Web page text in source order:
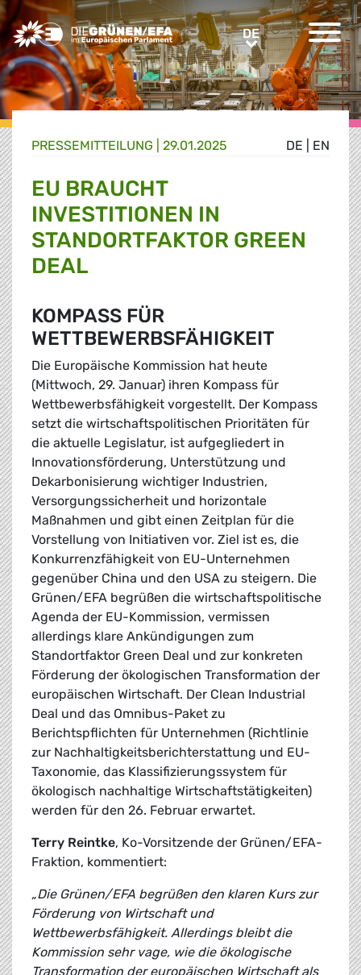
Greens/EFA Home DEDE
DE EN
PRESSE­MITTEILUNG 29.01.2025
EU BRAUCHT
INVESTITIONEN IN
STANDORTFAKTOR GREEN
DEAL
KOMPASS FÜR
WETTBEWERBSFÄHIGKEIT
Die Europäische Kommission hat heute
(Mittwoch, 29. Januar) ihren Kompass für
Wettbewerbsfähigkeit vorgestellt. Der Kompass
setzt die wirtschaftspolitischen Prioritäten für
die aktuelle Legislatur, ist aufgegliedert in
Innovationsförderung, Unterstützung und
Dekarbonisierung wichtiger Industrien,
Versorgungssicherheit und horizontale
Maßnahmen und gibt einen Zeitplan für die
Vorstellung von Initiativen vor. Ziel ist es, die
Konkurrenzfähigkeit von EU-Unternehmen
gegenüber China und den USA zu steigern. Die
Grünen/EFA begrüßen die wirtschaftspolitische
Agenda der EU-Kommission, vermissen
allerdings klare Ankündigungen zum
Standortfaktor Green Deal und zur konkreten
Förderung der ökologischen Transformation der
europäischen Wirtschaft. Der Clean Industrial
Deal und das Omnibus-Paket zu
Berichtspflichten für Unternehmen (Richtlinie
zur Nachhaltigkeitsberichterstattung und EU-
Taxonomie, das Klassifizierungssystem für
ökologisch nachhaltige Wirtschaftstätigkeiten)
werden für den 26. Februar erwartet.
Terry Reintke, Ko-Vorsitzende der Grünen/EFA-
Fraktion, kommentiert:
„Die Grünen/EFA begrüßen den klaren Kurs zur
Förderung von Wirtschaft und
Wettbewerbsfähigkeit. Allerdings bleibt die
Kommission sehr vage, wie die ökologische
Transformation der europäischen Wirtschaft als